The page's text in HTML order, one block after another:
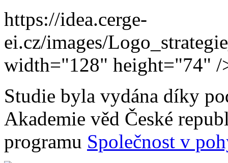
https://idea.cerge-
ei.cz/images/
width="128" height="74" /
Studie byla vydána díky
Akademie věd České
programu Společnost v